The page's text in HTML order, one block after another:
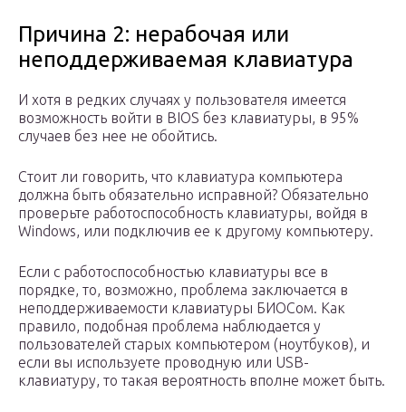
Причина 2: нерабочая или
неподдерживаемая клавиатура
И хотя в редких случаях у пользователя имеется
возможность войти в BIOS без клавиатуры, в 95%
случаев без нее не обойтись.
Стоит ли говорить, что клавиатура компьютера
должна быть обязательно исправной? Обязательно
проверьте работоспособность клавиатуры, войдя в
Windows, или подключив ее к другому компьютеру.
Если с работоспособностью клавиатуры все в
порядке, то, возможно, проблема заключается в
неподдерживаемости клавиатуры БИОСом. Как
правило, подобная проблема наблюдается у
пользователей старых компьютером (ноутбуков), и
если вы используете проводную или USB-
клавиатуру, то такая вероятность вполне может быть.